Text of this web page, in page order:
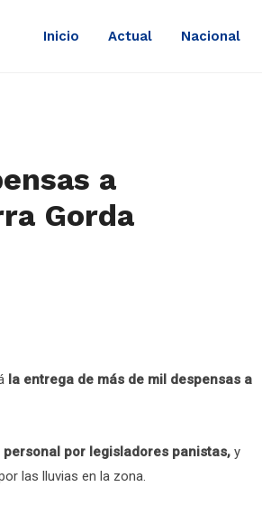
Inicio Actual Nacional
a
Gorda
la entrega de más de mil despensas a
personal por legisladores panistas, y
las lluvias en la zona.